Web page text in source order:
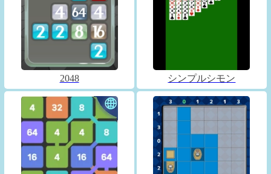
2048 シンプルシモン